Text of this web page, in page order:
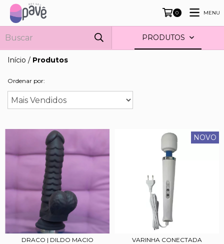
0 MENU
PRODUTOS
Início / Produtos
Ordenar por:
DRACO | DILDO MACIO
NOVO
VARINHA CONECTADA